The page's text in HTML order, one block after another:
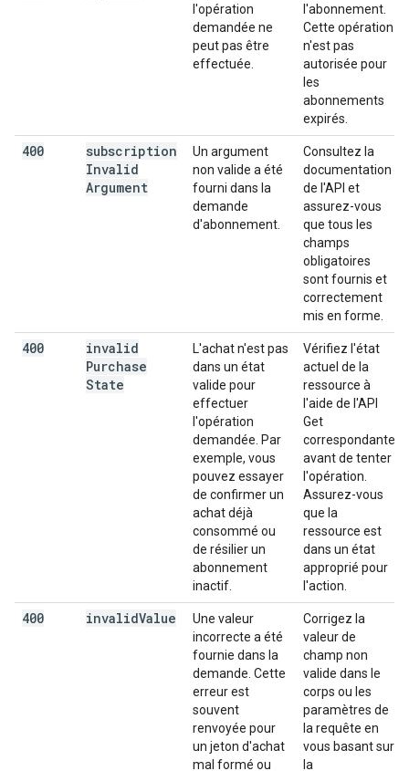
l'opération
demandée ne
peut pas être
effectuée.
l'abonnement.
Cette opération
n'est pas
autorisée pour
les
abonnements
expirés.
400
subscription
Invalid
Argument
Un argument
non valide a été
fourni dans la
demande
d'abonnement.
Consultez la
documentation
de l'API et
assurez-vous
que tous les
champs
obligatoires
sont fournis et
correctement
mis en forme.
400
invalid
Purchase
State
L'achat n'est pas
dans un état
valide pour
effectuer
l'opération
demandée. Par
exemple, vous
pouvez essayer
de confirmer un
achat déjà
consommé ou
de résilier un
abonnement
inactif.
Vérifiez l'état
actuel de la
ressource à
l'aide de l'API
Get
correspondante
avant de tenter
l'opération.
Assurez-vous
que la
ressource est
dans un état
approprié pour
l'action.
400 invalidValue
Une valeur
incorrecte a été
fournie dans la
demande. Cette
erreur est
souvent
renvoyée pour
un jeton d'achat
mal formé ou
Corrigez la
valeur de
champ non
valide dans le
corps ou les
paramètres de
la requête en
vous basant sur
la